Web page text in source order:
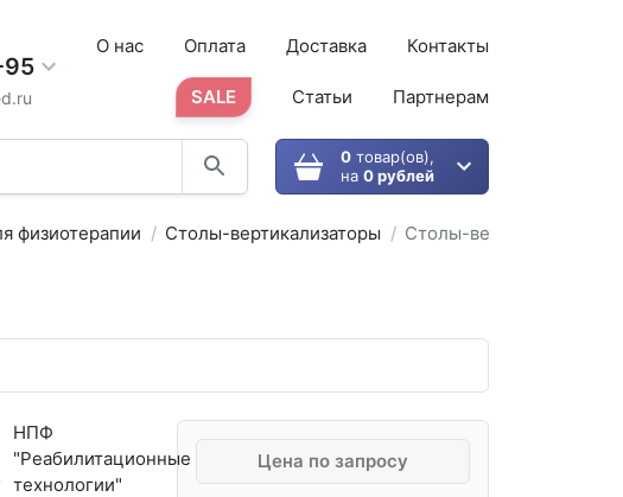
О нас Оплата Доставка Контакты
SALE Статьи Партнерам
0товар(ов),
на 0 рублей
физиотерапии Столы-вертикализаторы Столы-
Цена по запросу
НПФ
"Реабилитационные
технологии"